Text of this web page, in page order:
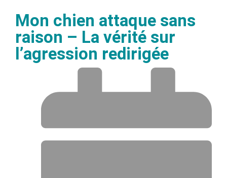
Mon chien attaque sans
raison – La vérité sur
l’agression redirigée